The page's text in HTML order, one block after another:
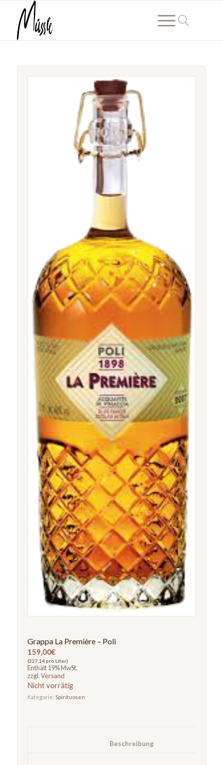
Grappa La Première – Poli
159,00€
(227,14 pro Liter)
Enthält 19% MwSt.
zzgl.Versand
Nicht vorrätig
Kategorie: Spirituosen